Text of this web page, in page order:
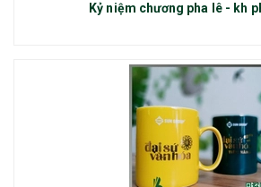
Kỷ niệm chương pha lê - kh